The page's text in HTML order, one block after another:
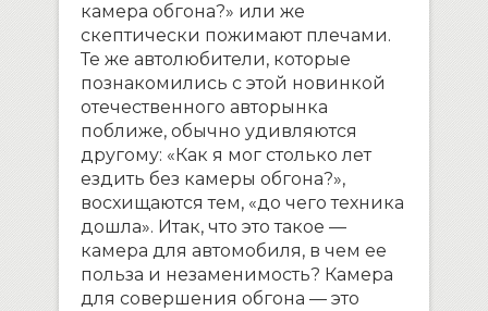
камера обгона?» или же
скептически пожимают плечами.
Те же автолюбители, которые
познакомились с этой новинкой
отечественного авторынка
поближе, обычно удивляются
другому: «Как я мог столько лет
ездить без камеры обгона?»,
восхищаются тем, «до чего техника
дошла». Итак, что это такое —
камера для автомобиля, в чем ее
польза и незаменимость? Камера
для совершения обгона — это